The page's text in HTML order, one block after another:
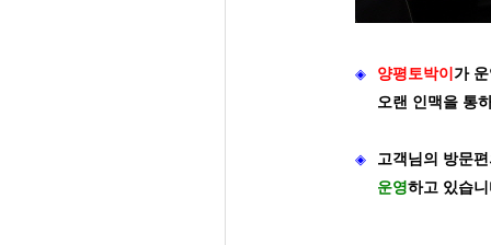
◈ 양평토박이 가
오랜 인맥을 통
◈
고객님의 방문
운영하고 있습